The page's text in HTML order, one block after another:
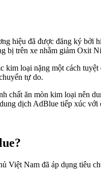
hiệu đã được đăng ký
bị trên xe nhằm giảm Oxit
kim loại nặng một cách
tự do.
ăn mòn kim loại nên
dịch AdBlue tiếp xúc với
Việt Nam đã áp dụng tiêu